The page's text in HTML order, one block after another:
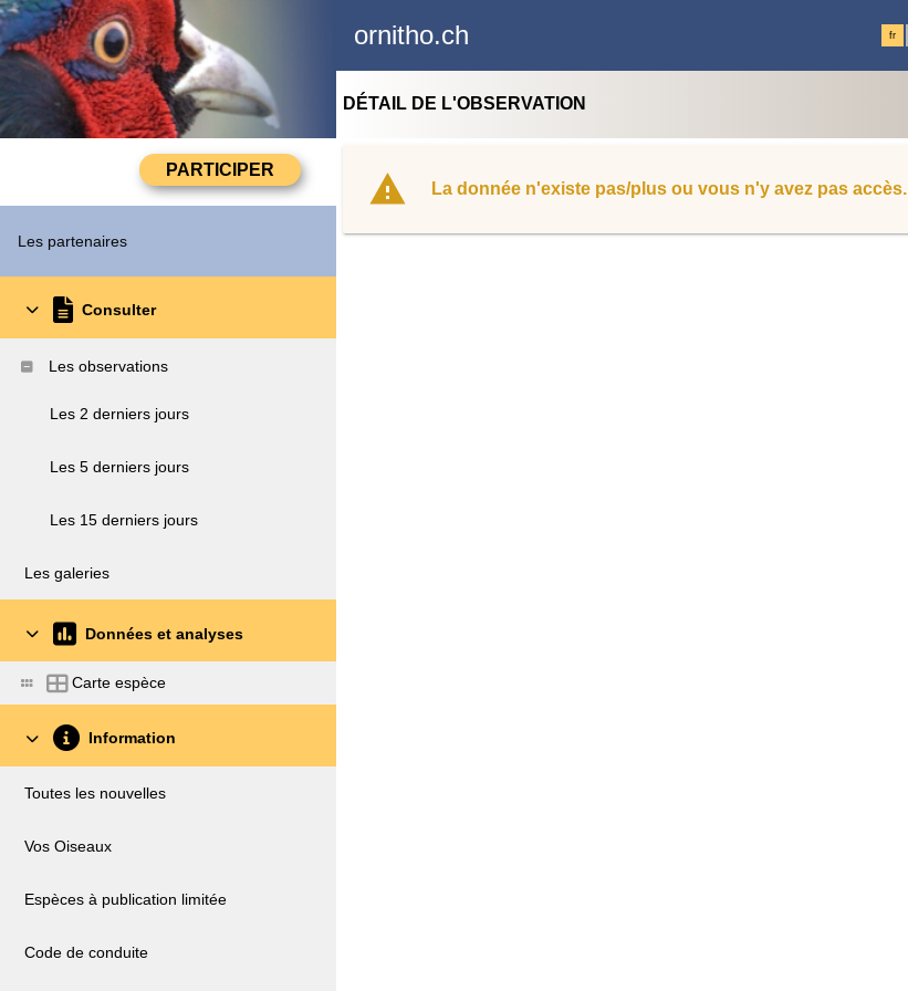
ornitho.ch fr
Les partenaires
Consulter
Les observations
Les 2 derniers jours
Les 5 derniers jours
Les 15 derniers jours
Les galeries
Données et analyses
Carte espèce
Information
Toutes les nouvelles
Vos Oiseaux
Espèces à publication limitée
Code de conduite
DÉTAIL DE L'OBSERVATION
La donnée n'existe pas/plus ou vous n'y avez pas accès.